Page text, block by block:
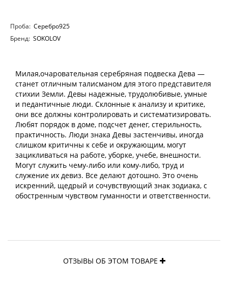
Проба: Серебро925
Бренд: SOKOLOV
Милая,очаровательная серебряная подвеска Дева —
станет отличным талисманом для этого представителя
стихии Земли. Девы надежные, трудолюбивые, умные
и педантичные люди. Склонные к анализу и критике,
они все должны контролировать и систематизировать.
Любят порядок в доме, подсчет денег, стерильность,
практичность. Люди знака Девы застенчивы, иногда
слишком критичны к себе и окружающим, могут
зацикливаться на работе, уборке, учебе, внешности.
Могут служить чему-либо или кому-либо, труд и
служение их девиз. Все делают дотошно. Это очень
искренний, щедрый и сочувствующий знак зодиака, с
обостренным чувством гуманности и ответственности.
ОТЗЫВЫ ОБ ЭТОМ ТОВАРЕ